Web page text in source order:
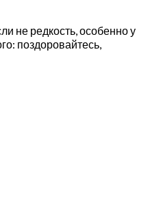
не редкость, особенно у
поздоровайтесь,